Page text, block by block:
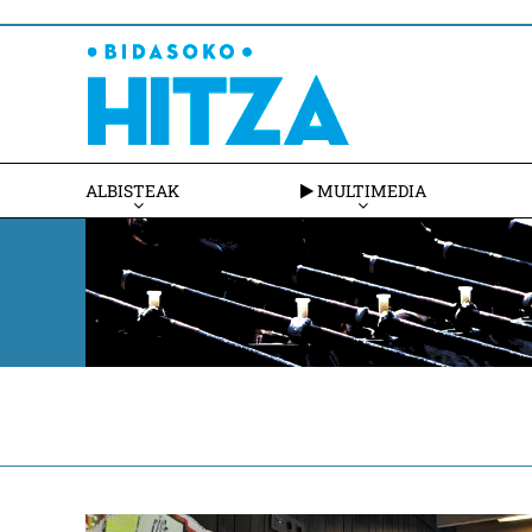
ALBISTEAK MULTIMEDIA